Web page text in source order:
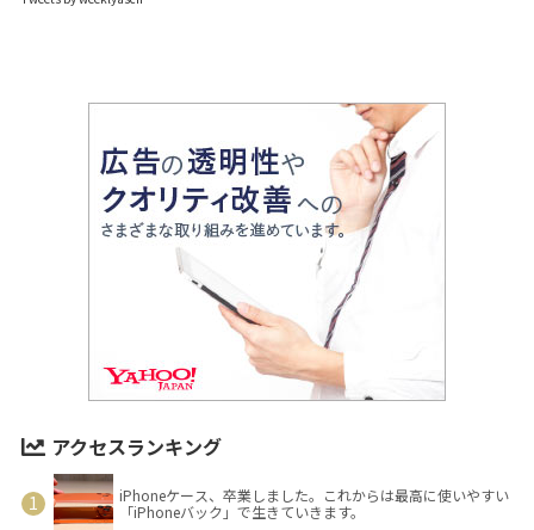
アクセスランキング
iPhoneケース、卒業しました。これからは最高に使いやすい
「iPhoneバック」で生きていきます。